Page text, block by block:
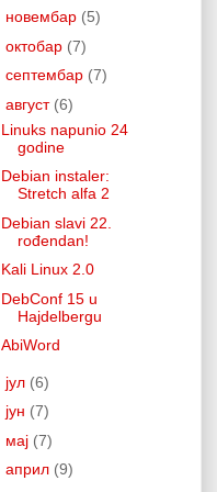
новембар (5)
октобар (7)
септембар (7)
август (6)
Linuks napunio 24
godine
Debian instaler:
Stretch alfa 2
Debian slavi 22.
rođendan!
Kali Linux 2.0
DebConf 15 u
Hajdelbergu
AbiWord
јул (6)
јун (7)
мај (7)
април (9)